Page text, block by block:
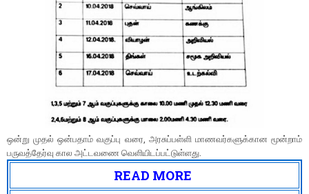
ஒன்று முதல் ஒன்பதாம் வகுப்பு வரை, அரசுப்பள்ளி மாணவர்களுக்கான மூன்றாம்
பருவத்தேர்வு கால அட்டவணை வெளியிடப்பட்டுள்ளது.
READ MORE